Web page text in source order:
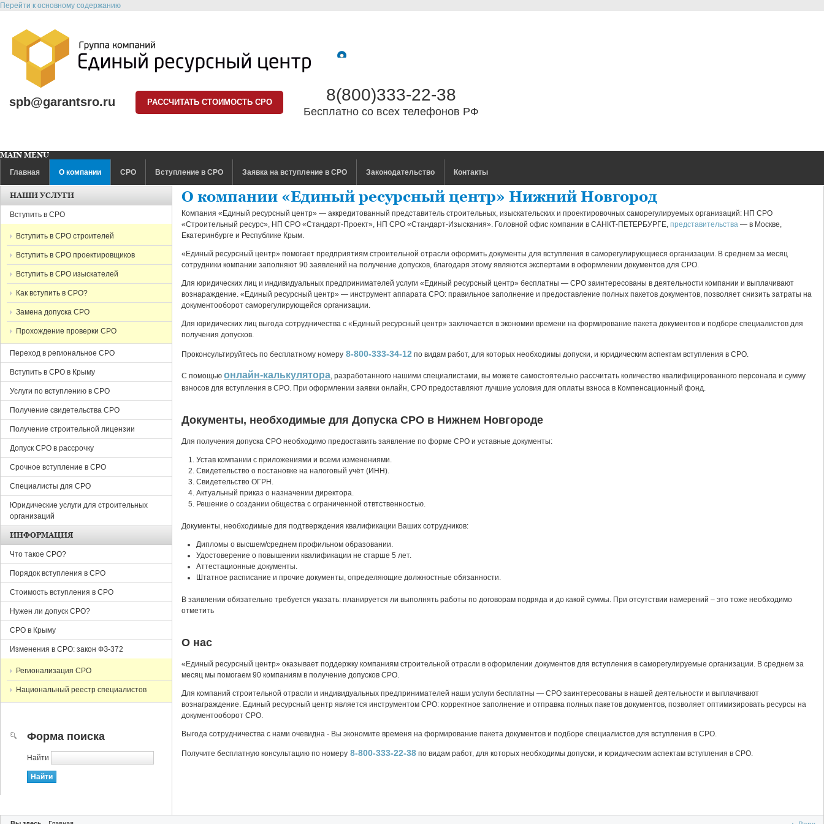
Перейти к основному содержанию
spb@garantsro.ru РАССЧИТАТЬ СТОИМОСТЬ СРО 8(800)333-22-38
Бесплатно со всех телефонов РФ
MAIN MENU
Главная
О компании СРО Вступление в СРО Заявка на вступление в СРО Законодательство Контакты
О компании «Единый ресурсный центр» Нижний Новгород
Компания «Единый ресурсный центр» — аккредитованный представитель строительных, изыскательских и проектировочных саморегулируемых организаций: НП СРО
«Строительный ресурс», НП СРО «Стандарт-Проект», НП СРО «Стандарт-Изыскания». Головной офис компании в САНКТ-ПЕТЕРБУРГЕ,представительства — в Москве,
Екатеринбурге и Республике Крым.
«Единый ресурсный центр» помогает предприятиям строительной отрасли оформить документы для вступления в саморегулирующиеся организации. В среднем за месяц
сотрудники компании заполняют 90 заявлений на получение допусков, благодаря этому являются экспертами в оформлении документов для СРО.
Для юридических лиц и индивидуальных предпринимателей услуги «Единый ресурсный центр» бесплатны — СРО заинтересованы в деятельности компании и выплачивают
вознараждение. «Единый ресурсный центр» — инструмент аппарата СРО: правильное заполнение и предоставление полных пакетов документов, позволяет снизить затраты на
документооборот саморегулирующейся организации.
Для юридических лиц выгода сотрудничества с «Единый ресурсный центр» заключается в экономии времени на формирование пакета документов и подборе специалистов для
получения допусков.
Проконсультируйтесь по бесплатному номеру 8-800-333-34-12 по видам работ, для которых необходимы допуски, и юридическим аспектам вступления в СРО.
С помощьюонлайн-калькулятора, разработанного нашими специалистами, вы можете самостоятельно рассчитать количество квалифицированного персонала и сумму
взносов для вступления в СРО. При оформлении заявки онлайн, СРО предоставляют лучшие условия для оплаты взноса в Компенсационный фонд.
Документы, необходимые для Допуска СРО в Нижнем Новгороде
Для получения допуска СРО необходимо предоставить заявление по форме СРО и уставные документы:
Устав компании с приложениями и всеми изменениями.
Cвидетельство о постановке на налоговый учёт (ИНН).
Cвидетельство ОГРН.
Актуальный приказ о назначении директора.
Решение о создании общества с ограниченной отвтственностью.
Документы, необходимые для подтверждения квалификации Ваших сотрудников:
Дипломы о высшем/среднем профильном образовании.
Удостоверение о повышении квалификации не старше 5 лет.
Аттестационные документы.
Штатное расписание и прочие документы, определяющие должностные обязанности.
В заявлении обязательно требуется указать: планируется ли выполнять работы по договорам подряда и до какой суммы. При отсутствии намерений – это тоже необходимо
отметить
О нас
«Единый ресурсный центр» оказывает поддержку компаниям строительной отрасли в оформлении документов для вступления в саморегулируемые организации. В среднем за
месяц мы помогаем 90 компаниям в получение допусков СРО.
Для компаний строительной отрасли и индивидуальных предпринимателей наши услуги бесплатны — СРО заинтересованы в нашей деятельности и выплачивают
вознаграждение. Единый ресурсный центр является инструментом СРО: корректное заполнение и отправка полных пакетов документов, позволяет оптимизировать ресурсы на
документооборот СРО.
Выгода сотрудничества с нами очевидна - Вы экономите временя на формирование пакета документов и подборе специалистов для вступления в СРО.
Получите бесплатную консультацию по номеру 8-800-333-22-38 по видам работ, для которых необходимы допуски, и юридическим аспектам вступления в СРО.
НАШИ УСЛУГИ
Вступить в СРО
Вступить в СРО строителей
Вступить в СРО проектировщиков
Вступить в СРО изыскателей
Как вступить в СРО?
Замена допуска СРО
Прохождение проверки СРО
Переход в региональное СРО
Вступить в СРО в Крыму
Услуги по вступлению в СРО
Получение свидетельства СРО
Получение строительной лицензии
Допуск СРО в рассрочку
Срочное вступление в СРО
Специалисты для СРО
Юридические услуги для строительных
организаций
ИНФОРМАЦИЯ
Что такое СРО?
Порядок вступления в СРО
Стоимость вступления в СРО
Нужен ли допуск СРО?
СРО в Крыму
Изменения в СРО: закон ФЗ-372
Регионализация СРО
Национальный реестр специалистов
Форма поиска
Найти